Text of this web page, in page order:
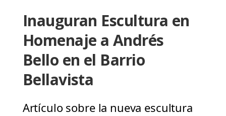
Inauguran Escultura en
Homenaje a Andrés
Bello en el Barrio
Bellavista
Artículo sobre la nueva escultura